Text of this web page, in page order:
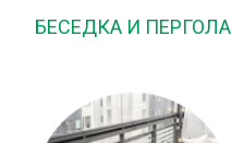
БЕСЕДКА И ПЕРГОЛА